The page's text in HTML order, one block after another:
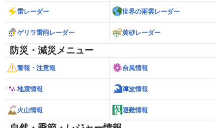
雷レーダー 世界の雨雲レーダー
ゲリラ雷雨レーダー 黄砂レーダー
防災・減災メニュー
警報・注意報 台風情報
地震情報 津波情報
火山情報 避難情報